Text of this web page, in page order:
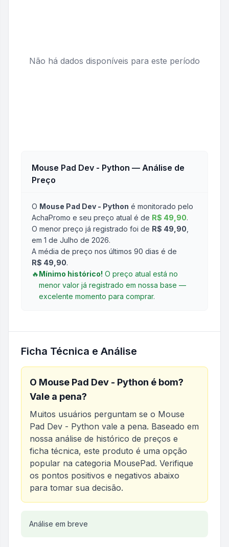
Não há dados disponíveis para este período
Mouse Pad Dev - Python — Análise de
Preço
O Mouse Pad Dev - Python é monitorado pelo
AchaPromo e seu preço atual é de R$ 49,90.
O menor preço já registrado foi de R$ 49,90
em 1 de Julho de 2026.
A média de preço nos últimos 90 dias é de
R$ 49,90.
🔥Mínimo histórico! O preço atual está no
menor valor já registrado em nossa base —
excelente momento para comprar.
Ficha Técnica e Análise
O Mouse Pad Dev - Python é bom?
Vale a pena?
Muitos usuários perguntam se o Mouse
Pad Dev - Python vale a pena. Baseado em
nossa análise de histórico de preços e
ficha técnica, este produto é uma opção
popular na categoria MousePad. Verifique
os pontos positivos e negativos abaixo
para tomar sua decisão.
Análise do produto
Análise em breve